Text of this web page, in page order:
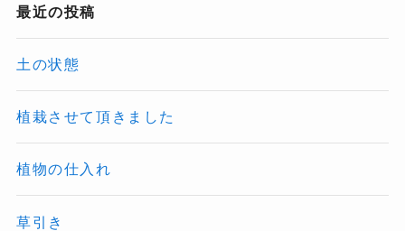
最近の投稿
土の状態
植栽させて頂きました
植物の仕入れ
草引き